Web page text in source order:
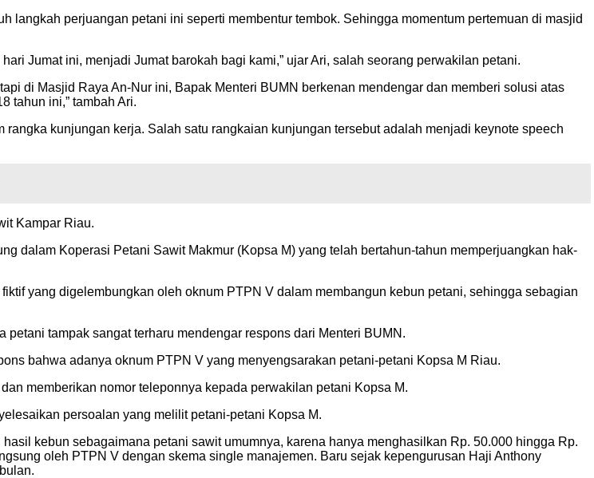
langkah perjuangan petani ini seperti membentur tembok. Sehingga momentum pertemuan di masjid
Jumat ini, menjadi Jumat barokah bagi kami,” ujar Ari, salah seorang perwakilan petani.
di Masjid Raya An-Nur ini, Bapak Menteri BUMN berkenan mendengar dan memberi solusi atas
tahun ini,” tambah Ari.
kunjungan kerja. Salah satu rangkaian kunjungan tersebut adalah menjadi keynote speech
Kampar Riau.
dalam Koperasi Petani Sawit Makmur (Kopsa M) yang telah bertahun-tahun memperjuangkan hak-
yang digelembungkan oleh oknum PTPN V dalam membangun kebun petani, sehingga sebagian
tampak sangat terharu mendengar respons dari Menteri BUMN.
bahwa adanya oknum PTPN V yang menyengsarakan petani-petani Kopsa M Riau.
memberikan nomor teleponnya kepada perwakilan petani Kopsa M.
persoalan yang melilit petani-petani Kopsa M.
kebun sebagaimana petani sawit umumnya, karena hanya menghasilkan Rp. 50.000 hingga Rp.
oleh PTPN V dengan skema single manajemen. Baru sejak kepengurusan Haji Anthony